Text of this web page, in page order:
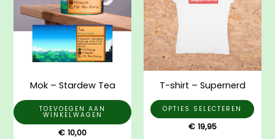
Mok – Stardew Tea
TOEVOEGEN AAN
WINKELWAGEN
€ 10,00
T-shirt – Supernerd
OPTIES SELECTEREN
Deze
kan
op
€19,95